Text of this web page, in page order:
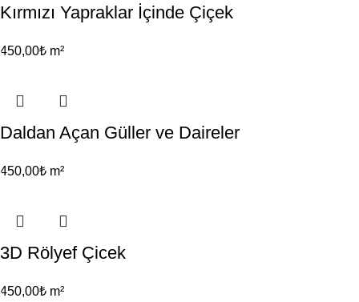
Kırmızı Yapraklar İçinde Çiçek
450,00₺ m²
Daldan Açan Güller ve Daireler
450,00₺ m²
3D Rölyef Çicek
450,00₺ m²